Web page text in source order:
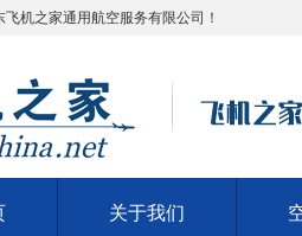
机之家通用航空服务有限公司！
关于我们